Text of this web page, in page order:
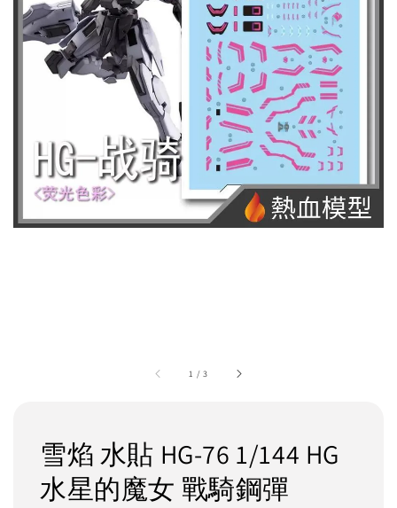
1 /3
雪焰 水貼 HG-76 1/144 HG
水星的魔女 戰騎鋼彈